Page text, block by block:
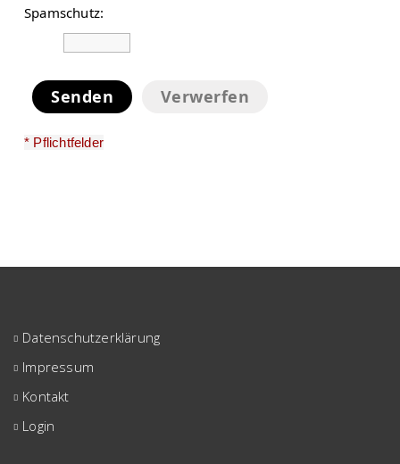
Spamschutz:
Senden Verwerfen
* Pflichtfelder
Datenschutzerklärung
Impressum
Kontakt
Login